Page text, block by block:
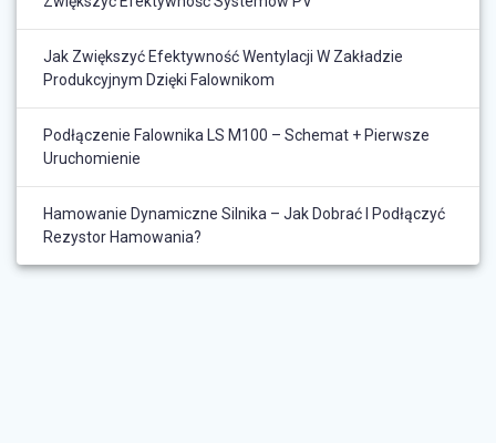
Jak Zwiększyć Efektywność Wentylacji W Zakładzie
Produkcyjnym Dzięki Falownikom
Podłączenie Falownika LS M100 – Schemat + Pierwsze
Uruchomienie
Hamowanie Dynamiczne Silnika – Jak Dobrać I Podłączyć
Rezystor Hamowania?